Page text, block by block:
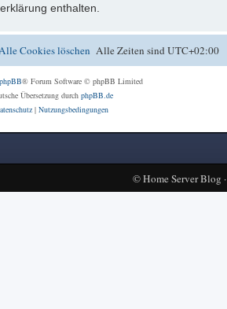
enthalten.
Alle Zeiten sindUTC+02:00
Cookies löschen
phpBB® Forum Software © phpBB Limited
Übersetzung durch phpBB.de
| Nutzungsbedingungen
©Home Server Blog